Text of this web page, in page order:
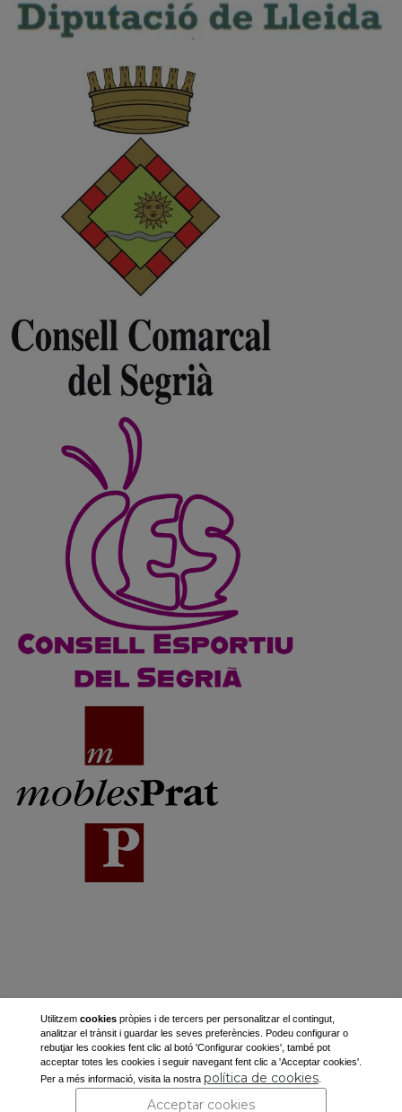
Ajuntament de Corbins
Pl. de la Vila, s/n
Utilitzem cookiespròpies i de tercers per personalitzar el contingut,
analitzar el trànsit i guardar les seves preferències. Podeu configurar o
rebutjar les cookies fent clic al botó 'Configurar cookies', també pot
acceptar totes les cookies i seguir navegant fent clic a 'Acceptar cookies'.
Per a més informació, visita la nostra política de cookies.
Acceptar cookies